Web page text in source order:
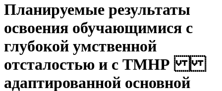
Планируемые результаты
освоения обучающимися с
глубокой умственной
отсталостью и с ТМНР
адаптированной основной